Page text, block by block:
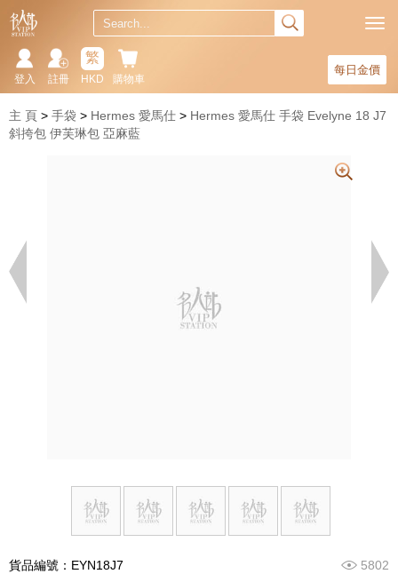
每日金價
購物車
繁
HKD
註冊
登入
主 頁 手袋 Hermes 愛馬仕
Hermes 愛馬仕 手袋 Evelyne 18 J7
斜挎包 伊芙琳包 亞麻藍
貨品編號：EYN18J7 5802